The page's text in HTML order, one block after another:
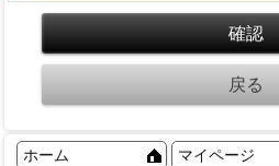
ホーム マイページ